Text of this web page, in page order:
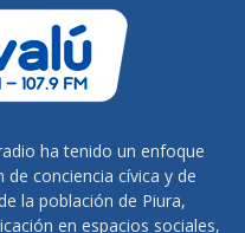
ha tenido un enfoque
conciencia cívica y de
la población de Piura,
en espacios sociales,